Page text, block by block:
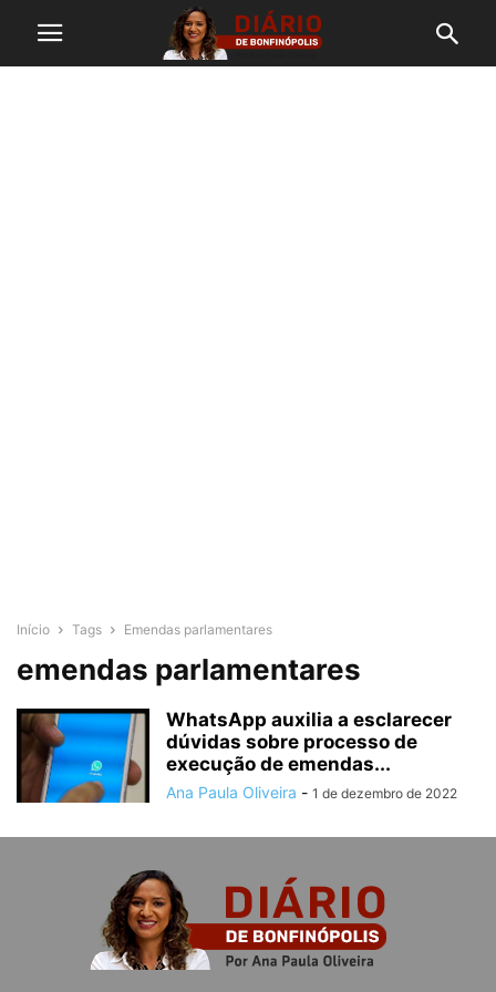
Início Tags Emendas parlamentares
emendas parlamentares
WhatsApp auxilia a esclarecer
dúvidas sobre processo de
execução de emendas...
Ana Paula Oliveira - 1 de dezembro de 2022